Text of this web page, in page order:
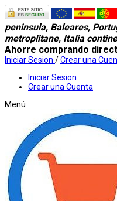
peninsula, Baleares,
metroplitane, Italia
Ahorre comprando
Iniciar Sesion /Crear una
Iniciar Sesion
Crear una Cuenta
Menú